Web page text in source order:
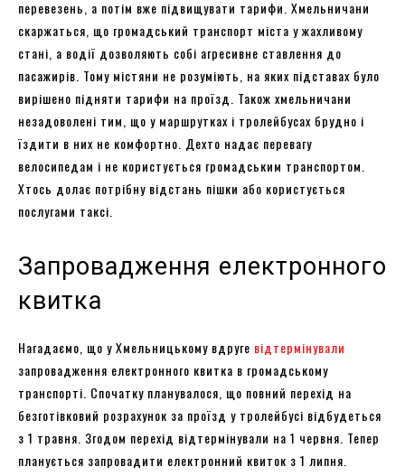
перевезень, а потім вже підвищувати тарифи. Хмельничани
скаржаться, що громадський транспорт міста у жахливому
стані, а водії дозволяють собі агресивне ставлення до
пасажирів. Тому містяни не розуміють, на яких підставах було
вирішено підняти тарифи на проїзд. Також хмельничани
незадоволені тим, що у маршрутках і тролейбусах брудно і
їздити в них не комфортно. Дехто надає перевагу
велосипедам і не користується громадським транспортом.
Хтось долає потрібну відстань пішки або користується
послугами таксі.
Запровадження електронного
квитка
Нагадаємо, що у Хмельницькому вдруге відтермінували
запровадження електронного квитка в громадському
транспорті. Спочатку планувалося, що повний перехід на
безготівковий розрахунок за проїзд у тролейбусі відбудеться
з 1 травня. Згодом перехід відтермінували на 1 червня. Тепер
планується запровадити електронний квиток з 1 липня.